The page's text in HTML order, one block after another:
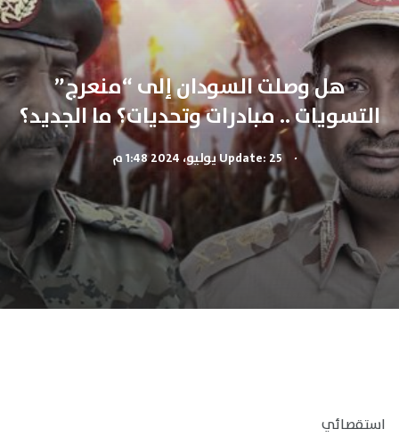
هل وصلت السودان إلى “منعرج”
التسويات .. مبادرات وتحديات؟ ما الجديد؟
. Update: 25 يوليو، 2024 1:48 م
استقصائي